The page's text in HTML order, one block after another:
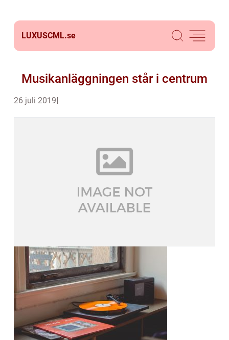
LUXUSCML.se
Musikanläggningen står i centrum
26 juli 2019